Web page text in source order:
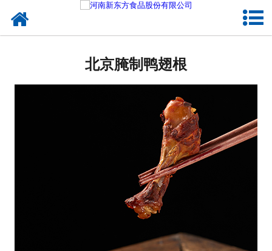
北京熟食品
北京调味品
北京鸡蛋壳粉
北京新东方食品
北京食品代加工
北京腌制鸭翅根